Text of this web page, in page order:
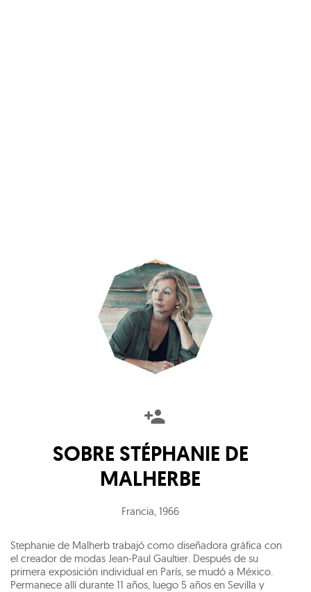
SOBRE STÉPHANIE DE
MALHERBE
Francia, 1966
Stephanie de Malherb trabajó como diseñadora gráfica con
el creador de modas Jean-Paul Gaultier. Después de su
primera exposición individual en París, se mudó a México.
Permanece allí durante 11 años, luego 5 años en Sevilla y